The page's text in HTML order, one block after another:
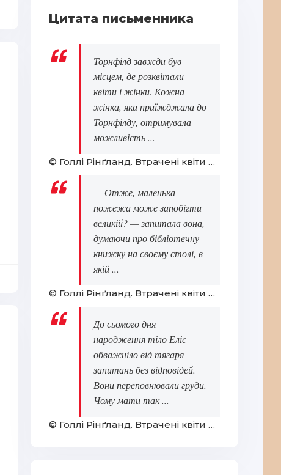
Цитата письменника
Торнфілд завжди був
місцем, де розквітали
квіти і жінки. Кожна
жінка, яка приїжджала до
Торнфілду, отримувала
можливість ...
© Голлі Рінґланд. Втрачені квіти Еліс Гарт
— Отже, маленька
пожежа може запобігти
великій? — запитала вона,
думаючи про бібліотечну
книжку на своєму столі, в
якій ...
© Голлі Рінґланд. Втрачені квіти Еліс Гарт
До сьомого дня
народження тіло Еліс
обважніло від тягаря
запитань без відповідей.
Вони переповнювали груди.
Чому мати так ...
© Голлі Рінґланд. Втрачені квіти Еліс Гарт